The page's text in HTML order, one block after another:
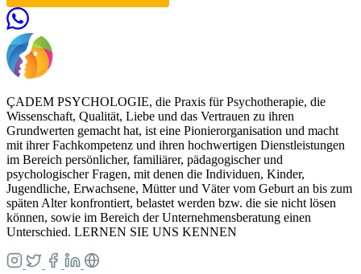
ÇADEM PSYCHOLOGIE, die Praxis für Psychotherapie, die
Wissenschaft, Qualität, Liebe und das Vertrauen zu ihren
Grundwerten gemacht hat, ist eine Pionierorganisation und macht
mit ihrer Fachkompetenz und ihren hochwertigen Dienstleistungen
im Bereich persönlicher, familiärer, pädagogischer und
psychologischer Fragen, mit denen die Individuen, Kinder,
Jugendliche, Erwachsene, Mütter und Väter vom Geburt an bis zum
späten Alter konfrontiert, belastet werden bzw. die sie nicht lösen
können, sowie im Bereich der Unternehmensberatung einen
Unterschied. LERNEN SIE UNS KENNEN